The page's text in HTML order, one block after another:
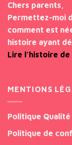
Chers parents,
Permettez-moi
comment est
histoire ayant
Lire l’histoire de
MENTIONS
Politique Qualité
Politique de